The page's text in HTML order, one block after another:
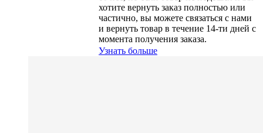
хотите вернуть заказ полностью или
частично, вы можете связаться с нами
и вернуть товар в течение 14-ти дней с
момента получения заказа.
Узнать больше